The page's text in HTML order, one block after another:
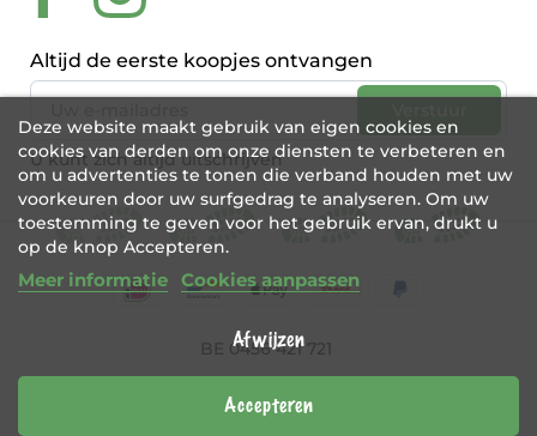
Altijd de eerste koopjes ontvangen
U kunt zich altijd uitschrijven
Deze website maakt gebruik van eigen cookies en
cookies van derden om onze diensten te verbeteren en
om u advertenties te tonen die verband houden met uw
voorkeuren door uw surfgedrag te analyseren. Om uw
toestemming te geven voor het gebruik ervan, drukt u
op de knop Accepteren.
Meer informatie Cookies aanpassen
Afwijzen
Accepteren
BE 0456 421 721
Webshop doorTajriba